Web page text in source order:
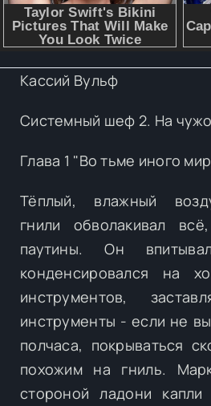
Кассий Вульф
Системный шеф 2. На
Глава 1 "Во тьме иного
Тёплый, влажный
гнили обволакивал
паутины. Он
конденсировался на
инструментов,
инструменты - если не
полчаса, покрываться
похожим на гниль.
стороной ладони